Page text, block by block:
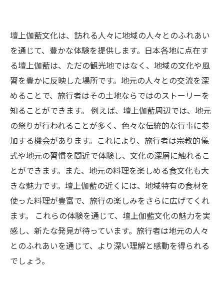
壇上伽藍文化は、訪れる人々に地域の人々とのふれあい
を通じて、豊かな体験を提供します。日本各地に点在す
る壇上伽藍は、ただの観光地ではなく、地域の文化や風
習を豊かに反映した場所です。地元の人々との交流を深
めることで、旅行者はその土地ならではのストーリーを
知ることができます。 例えば、壇上伽藍周辺では、地元
の祭りが行われることが多く、色々な伝統的な行事に参
加する機会があります。これにより、旅行者は宗教的儀
式や地元の習慣を間近で体験し、文化の深層に触れるこ
とができます。また、地元の料理を楽しめる食文化も大
きな魅力です。壇上伽藍の近くには、地域特有の食材を
使った料理が豊富で、旅行の楽しみをさらに広げてくれ
ます。 これらの体験を通じて、壇上伽藍文化の魅力を実
感し、新たな発見が待っています。旅行者は地元の人々
とのふれあいを通じて、より深い理解と感動を得られる
でしょう。